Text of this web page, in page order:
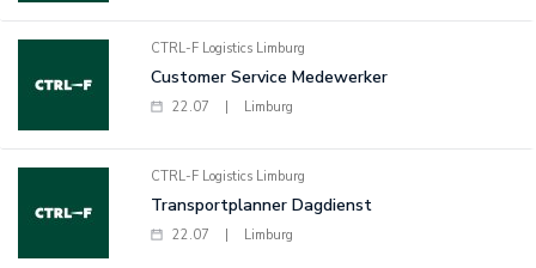
CTRL-F Logistics Limburg
Customer Service Medewerker
22.07 Limburg
CTRL-F Logistics Limburg
Transportplanner Dagdienst
22.07 Limburg